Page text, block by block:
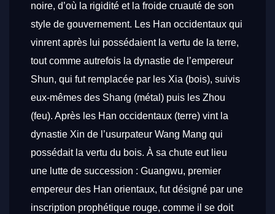
noire, d’où la rigidité et la froide cruauté de son
style de gouvernement. Les Han occidentaux qui
vinrent après lui possédaient la vertu de la terre,
tout comme autrefois la dynastie de l’empereur
Shun, qui fut remplacée par les Xia (bois), suivis
eux-mêmes des Shang (métal) puis les Zhou
(feu). Après les Han occidentaux (terre) vint la
dynastie Xin de l’usurpateur Wang Mang qui
possédait la vertu du bois. À sa chute eut lieu
une lutte de succession : Guangwu, premier
empereur des Han orientaux, fut désigné par une
inscription prophétique rouge, comme il se doit